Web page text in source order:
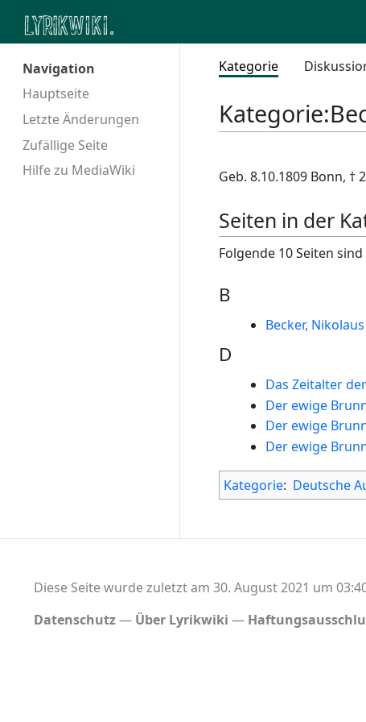
Navigation
Hauptseite
Letzte Änderungen
Zufällige Seite
Hilfe zu MediaWiki
Kategorie
Kategorie:
Geb. 8.10.1809 Bonn,
Seiten in der
Folgende 10 Seiten
B
Becker, Nikolaus
D
Das Zeitalter
Der ewige
Der ewige
Der ewige
Kategorie: Deutsche
Diese Seite wurde zuletzt am 30. August 2021 um
Datenschutz
Über Lyrikwiki